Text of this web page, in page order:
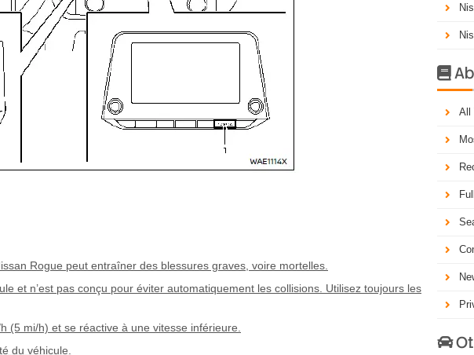
Rogue peut entraîner des blessures graves, voire mortelles.
et n’est pas conçu pour éviter automatiquement les collisions. Utilisez toujours les
(5 mi/h) et se réactive à une vitesse inférieure.
du véhicule.

All
